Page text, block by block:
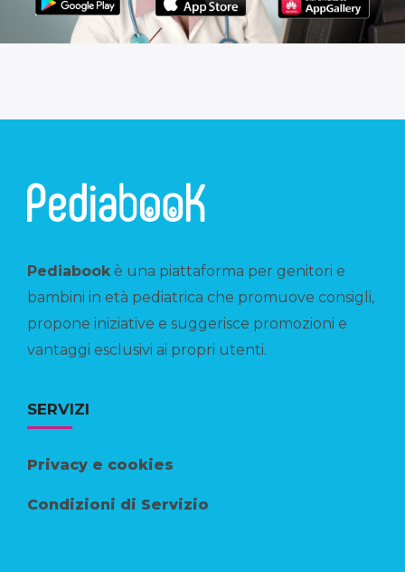
Pediabookè una piattaforma per genitori e
bambini in età pediatrica che promuove consigli,
propone iniziative e suggerisce promozioni e
vantaggi esclusivi ai propri utenti.
SERVIZI
Privacy e cookies
Condizioni di Servizio